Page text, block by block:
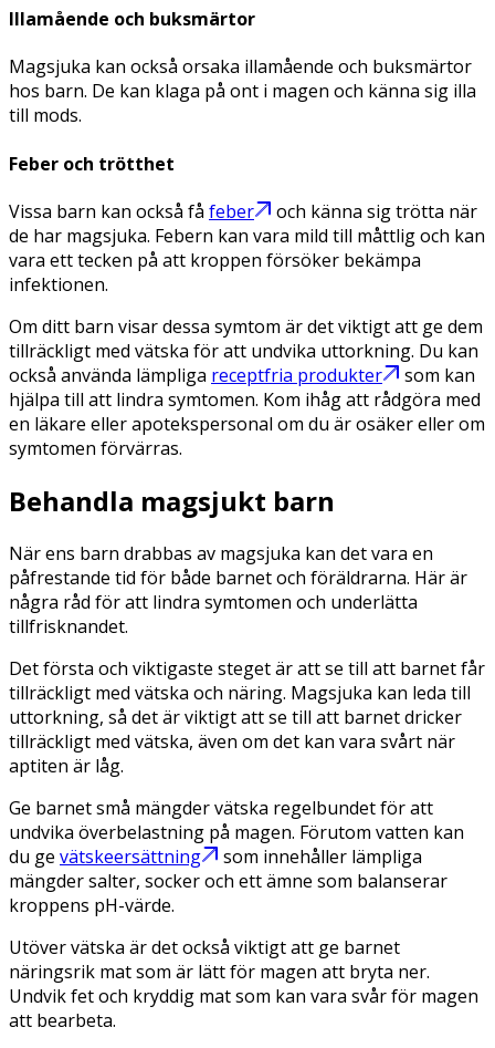
Illamående och buksmärtor
Magsjuka kan också orsaka illamående och buksmärtor
hos barn. De kan klaga på ont i magen och känna sig illa
till mods.
Feber och trötthet
Vissa barn kan också få feber
och känna sig trötta när
de har magsjuka. Febern kan vara mild till måttlig och kan
vara ett tecken på att kroppen försöker bekämpa
infektionen.
Om ditt barn visar dessa symtom är det viktigt att ge dem
tillräckligt med vätska för att undvika uttorkning. Du kan
också använda lämpliga receptfria produkter
som kan
hjälpa till att lindra symtomen. Kom ihåg att rådgöra med
en läkare eller apotekspersonal om du är osäker eller om
symtomen förvärras.
Behandla magsjukt barn
När ens barn drabbas av magsjuka kan det vara en
påfrestande tid för både barnet och föräldrarna. Här är
några råd för att lindra symtomen och underlätta
tillfrisknandet.
Det första och viktigaste steget är att se till att barnet får
tillräckligt med vätska och näring. Magsjuka kan leda till
uttorkning, så det är viktigt att se till att barnet dricker
tillräckligt med vätska, även om det kan vara svårt när
aptiten är låg.
Ge barnet små mängder vätska regelbundet för att
undvika överbelastning på magen. Förutom vatten kan
du ge vätskeersättning
som innehåller lämpliga
mängder salter, socker och ett ämne som balanserar
kroppens pH-värde.
Utöver vätska är det också viktigt att ge barnet
näringsrik mat som är lätt för magen att bryta ner.
Undvik fet och kryddig mat som kan vara svår för magen
att bearbeta.